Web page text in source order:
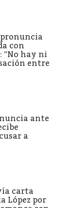
con
“No hay ni
entre
ante
a
carta
López por